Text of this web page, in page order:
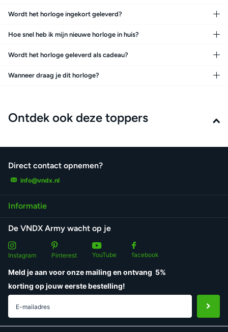
Wordt het horloge ingekort geleverd?
Hoe snel heb ik mijn nieuwe horloge in huis?
Wordt het horloge geleverd als cadeau?
Wanneer draag je dit horloge?
Ontdek ook deze toppers
Direct contact opnemen?
info@vndx.nl
Informatie
De VNDX Army wacht op je
Instagram Pinterest YouTube facebook
Meld je aan voor onze mailing en ontvang 5%
korting op jouw eerste bestelling!